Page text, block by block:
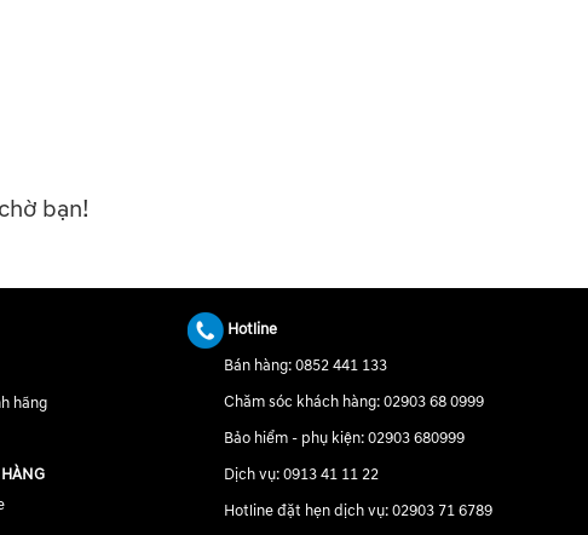
bạn!
hãng
Hotline
Bán hàng:0852 441 133
Chăm sóc khách hàng:02903 68 0999
Bảo hiểm - phụ kiện:02903 680999
Dịch vụ:0913 41 11 22
Hotline đặt hẹn dịch vụ:02903 71 6789